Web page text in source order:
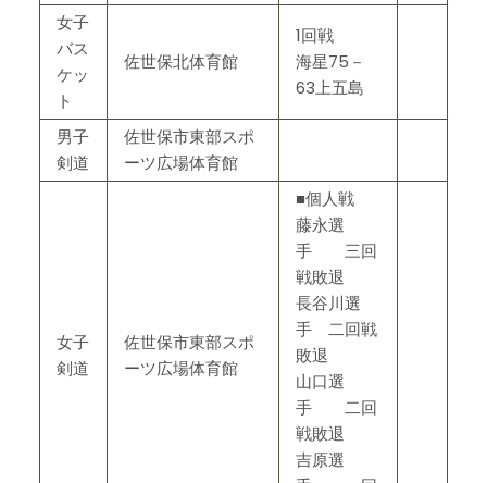
女子
バス
ケッ
ト
佐世保北体育館
1回戦
海星75－
63上五島
男子
剣道
佐世保市東部スポ
ーツ広場体育館
女子
剣道
佐世保市東部スポ
ーツ広場体育館
■個人戦
藤永選
手 三回
戦敗退
長谷川選
手 二回戦
敗退
山口選
手 二回
戦敗退
吉原選